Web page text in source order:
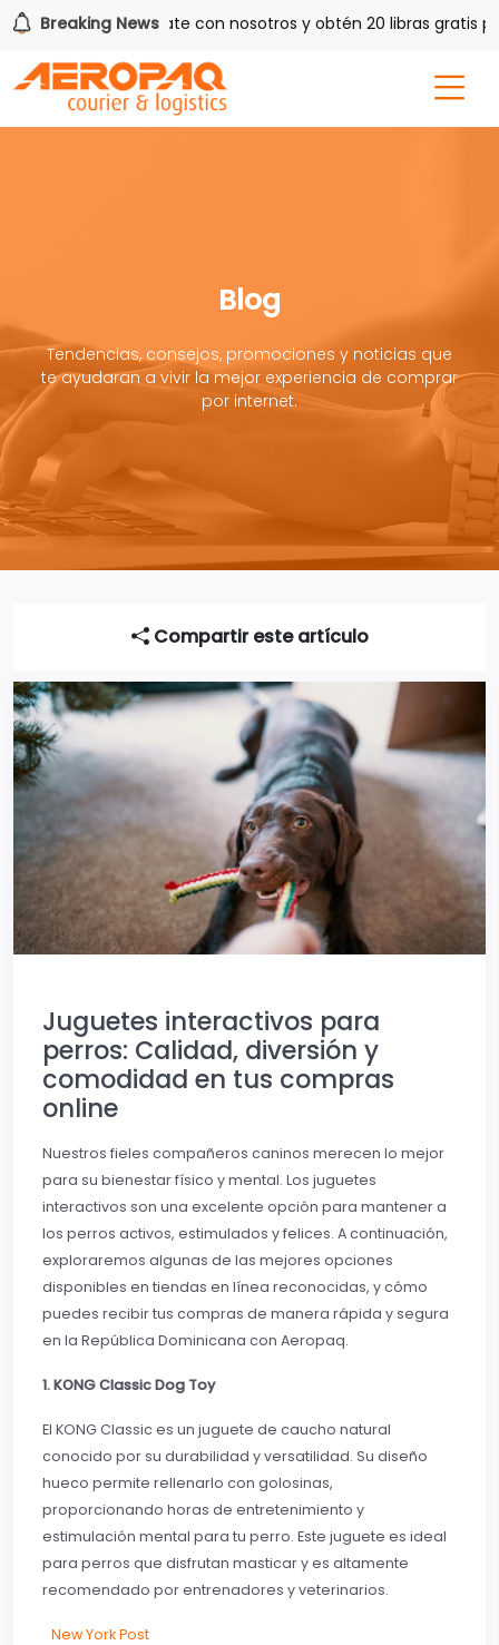
Breaking News
¡Regístrate con nosotros y obtén 20 libras gratis por 3
Blog
Tendencias, consejos, promociones y noticias que
te ayudaran a vivir la mejor experiencia de comprar
por internet.
Compartir este artículo
Juguetes interactivos para
perros: Calidad, diversión y
comodidad en tus compras
online
Nuestros fieles compañeros caninos merecen lo mejor
para su bienestar físico y mental. Los juguetes
interactivos son una excelente opción para mantener a
los perros activos, estimulados y felices. A continuación,
exploraremos algunas de las mejores opciones
disponibles en tiendas en línea reconocidas, y cómo
puedes recibir tus compras de manera rápida y segura
en la República Dominicana con Aeropaq.
1. KONG Classic Dog Toy
El KONG Classic es un juguete de caucho natural
conocido por su durabilidad y versatilidad. Su diseño
hueco permite rellenarlo con golosinas,
proporcionando horas de entretenimiento y
estimulación mental para tu perro. Este juguete es ideal
para perros que disfrutan masticar y es altamente
recomendado por entrenadores y veterinarios.
New York Post